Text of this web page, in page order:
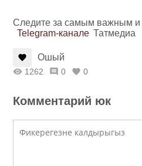
Следите за самым важным и
Telegram-канале Татмедиа
Ошый
1262 0 0
Комментарий юк